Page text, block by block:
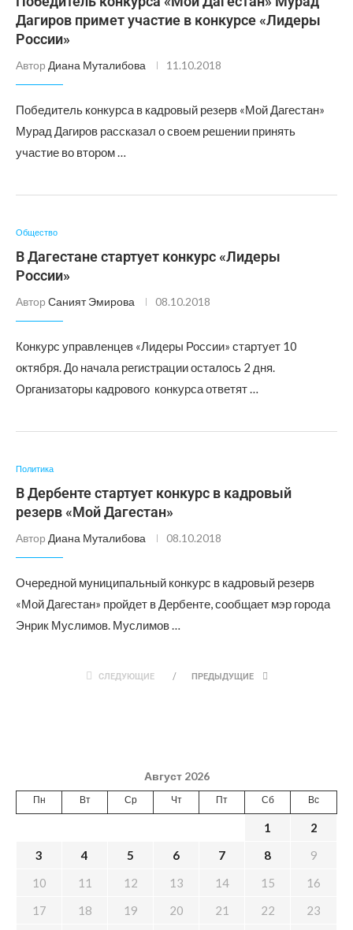
Дагиров примет участие в конкурсе «Лидеры
России»
Автор Диана Муталибова 11.10.2018
Победитель конкурса в кадровый резерв «Мой Дагестан»
Мурад Дагиров рассказал о своем решении принять
участие во втором …
Общество
В Дагестане стартует конкурс «Лидеры
России»
Автор Саният Эмирова 08.10.2018
Конкурс управленцев «Лидеры России» стартует 10
октября. До начала регистрации осталось 2 дня.
Организаторы кадрового конкурса ответят …
Политика
В Дербенте стартует конкурс в кадровый
резерв «Мой Дагестан»
Автор Диана Муталибова 08.10.2018
Очередной муниципальный конкурс в кадровый резерв
«Мой Дагестан» пройдет в Дербенте, сообщает мэр города
Энрик Муслимов. Муслимов …
СЛЕДУЮЩИЕ ПРЕДЫДУЩИЕ
Август 2026
Пн Вт Ср Чт Пт Сб Вс
1
2
3
4 5 6 7 8
9
10
11 12 13 14 15
16
17
18 19 20 21 22
23